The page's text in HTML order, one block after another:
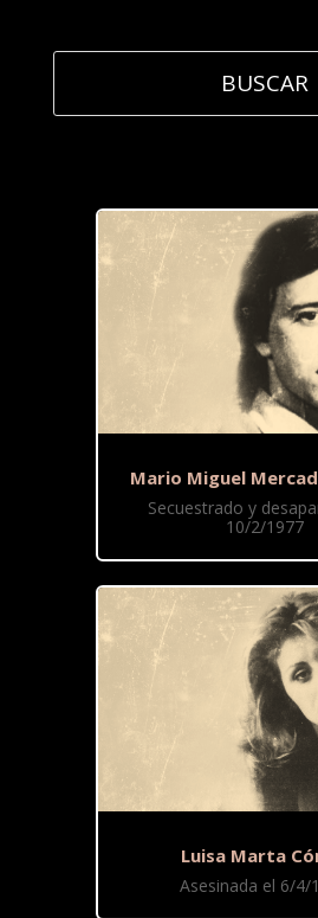
Mario Miguel
Secuestrado y
10/2/1977
Luisa Marta
Asesinada el 6/4/